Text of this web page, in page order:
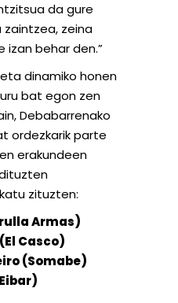
da gure
zeina
behar den.”
dinamiko honen
bat egon zen
Debabarrenako
ordezkarik parte
erakundeen
zituzten:
Armas)
Casco)
(Somabe)